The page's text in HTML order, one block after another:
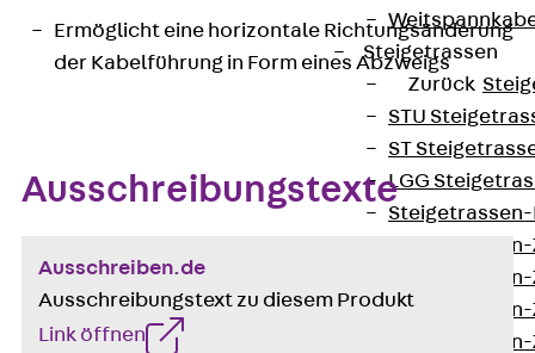
Steigetrassen
Zurück
STU
ST
LGG
Steigetrassen-
Ermöglicht eine horizontale Richtungsänderung
der Kabelführung in Form eines Abzweigs
Ausschreibungstexte
Ausschreiben.de
Ausschreibungstext zu diesem Produkt
Link öffnen